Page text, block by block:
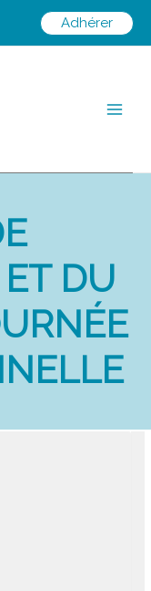
Adhérer
DU